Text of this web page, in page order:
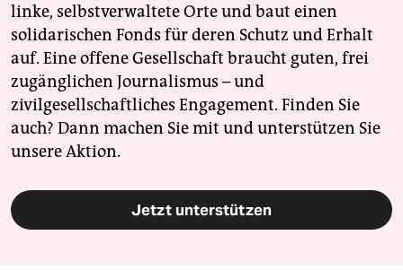
linke, selbstverwaltete Orte und baut einen
solidarischen Fonds für deren Schutz und Erhalt
auf. Eine offene Gesellschaft braucht guten, frei
zugänglichen Journalismus – und
zivilgesellschaftliches Engagement. Finden Sie
auch? Dann machen Sie mit und unterstützen Sie
unsere Aktion.
Jetzt unterstützen